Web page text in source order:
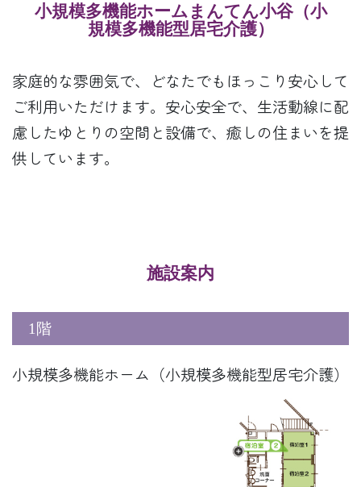
小規模多機能ホームまんてん小谷（小
規模多機能型居宅介護）
家庭的な雰囲気で、どなたでもほっこり安心して
ご利用いただけます。安心安全で、生活動線に配
慮したゆとりの空間と設備で、癒しの住まいを提
供しています。
施設案内
1階
小規模多機能ホーム（小規模多機能型居宅介護）